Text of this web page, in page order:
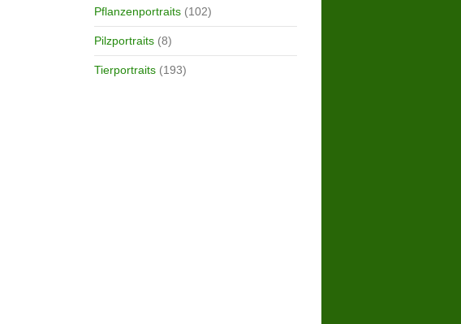
Pflanzenportraits(102)
Pilzportraits(8)
Tierportraits(193)